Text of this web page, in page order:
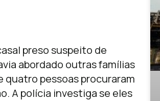
preso suspeito de
abordado outras famílias
quatro pessoas procuraram
A polícia investiga se eles